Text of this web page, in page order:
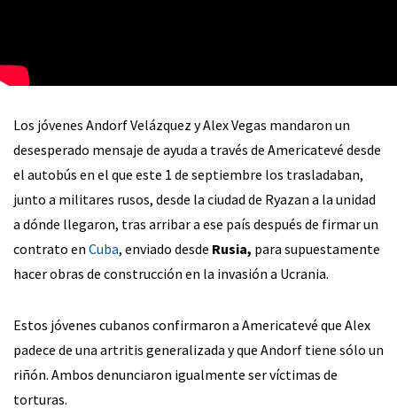
Los jóvenes Andorf Velázquez y Alex Vegas mandaron un
desesperado mensaje de ayuda a través de Americatevé desde
el autobús en el que este 1 de septiembre los trasladaban,
junto a militares rusos, desde la ciudad de Ryazan a la unidad
a dónde llegaron, tras arribar a ese país después de firmar un
contrato en Cuba, enviado desde Rusia, para supuestamente
hacer obras de construcción en la invasión a Ucrania.
Estos jóvenes cubanos confirmaron a Americatevé que Alex
padece de una artritis generalizada y que Andorf tiene sólo un
riñón. Ambos denunciaron igualmente ser víctimas de
torturas.